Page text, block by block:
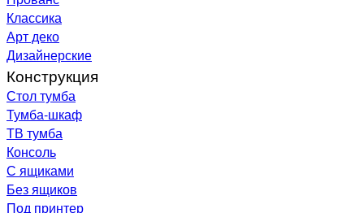
Классика
Арт деко
Дизайнерские
Конструкция
Стол тумба
Тумба-шкаф
ТВ тумба
Консоль
С ящиками
Без ящиков
Под принтер